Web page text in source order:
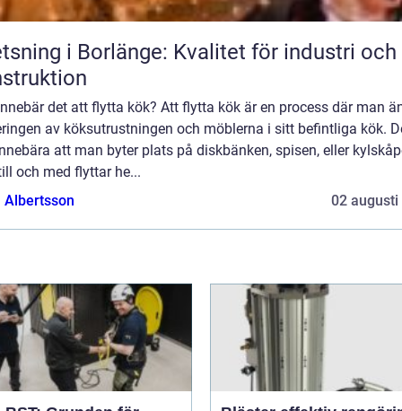
i Borlänge: Kvalitet för industri och
det att flytta kök? Att flytta kök är en process där man
av köksutrustningen och möblerna i sitt befintliga kök.
att man byter plats på diskbänken, spisen, eller
och med flyttar he...
Albertsson
02 augusti